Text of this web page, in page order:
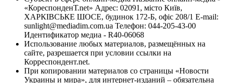
«КореспонденТ.net» Адрес: 02091, місто Київ,
ХАРКІВСЬКЕ ШОСЕ, будинок 172-Б, офіс 208/1 E-mail:
sunlight@mediadim.com.ua Телефон: 044-205-43-00
Идентификатор медиа - R40-06068
Использование любых материалов, размещённых на
сайте, разрешается при условии ссылки на
Корреспондент.net.
При копировании материалов со страницы «Новости
Украины и мира», для интернет-изданий – обязательна